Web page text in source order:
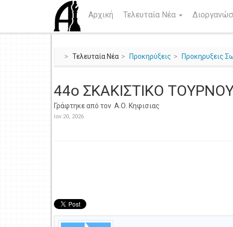
Αρχική Τελευταία Νέα
Τελευταία Νέα Προκηρύξεις Προκηρυξεις
44o ΣΚΑΚΙΣΤΙΚΟ
Γράφτηκε από τον Α.Ο. Κηφισιας
Ιαν 20, 2026